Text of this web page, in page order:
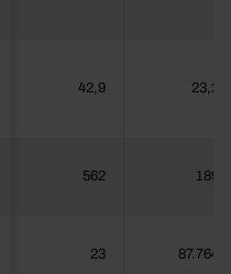
42,9 23,2
562 189
23 87.764